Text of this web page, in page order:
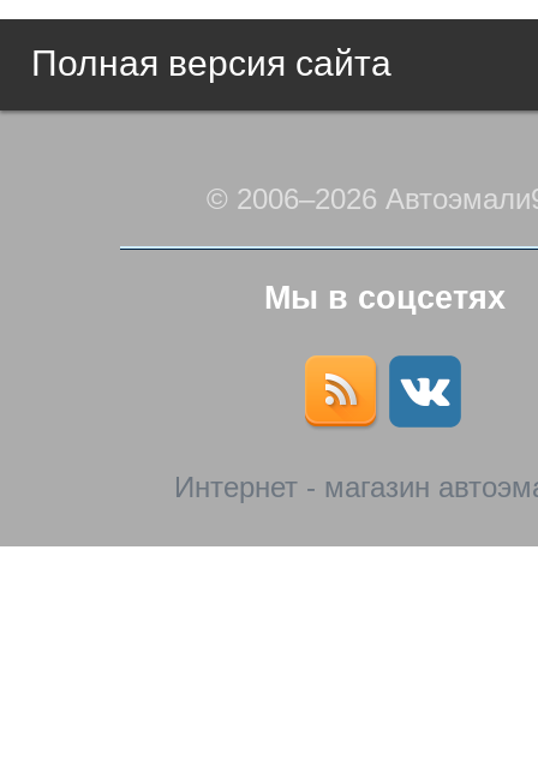
Полная версия сайта
© 2006–2026
Мы в соцсетях
Интернет - магазин